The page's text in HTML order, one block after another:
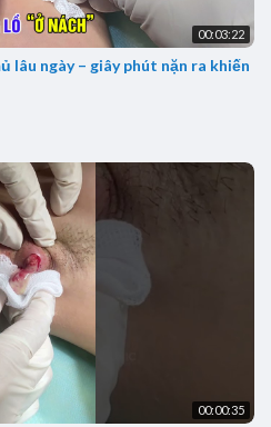
00:03:22
lâu ngày – giây phút nặn ra khiến
00:00:35